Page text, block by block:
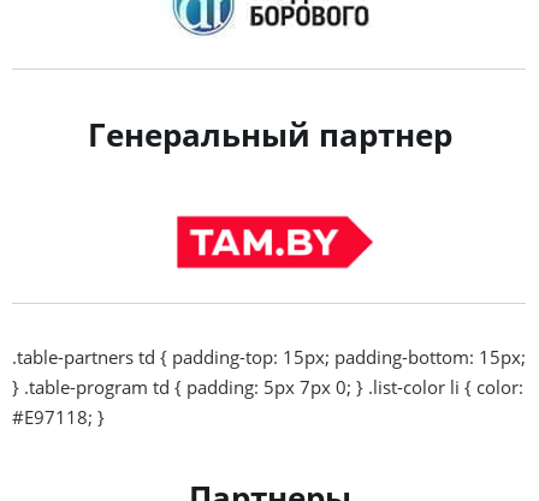
Генеральный партнер
.table-partners td { padding-top: 15px; padding-bottom: 15px;
} .table-program td { padding: 5px 7px 0; } .list-color li { color:
#E97118; }